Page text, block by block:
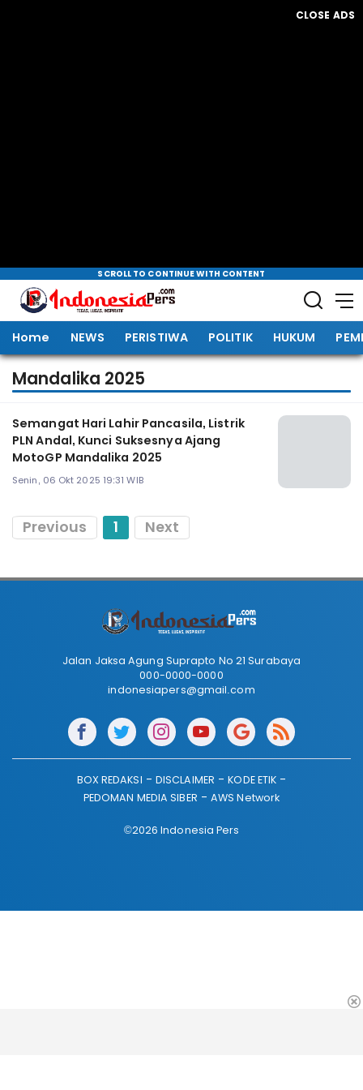
CLOSE ADS
SCROLL TO CONTINUE WITH CONTENT
Home NEWS PERISTIWA POLITIK HUKUM
Mandalika 2025
Semangat Hari Lahir Pancasila, Listrik
PLN Andal, Kunci Suksesnya Ajang
MotoGP Mandalika 2025
Senin, 06 Okt 2025 19:31 WIB
Previous 1 Next
Jalan Jaksa Agung Suprapto No 21 Surabaya
000-0000-0000
indonesiapers@gmail.com
BOX REDAKSI DISCLAIMER
KODE ETIK
PEDOMAN MEDIA SIBER
AWS Network
©2026 Indonesia Pers